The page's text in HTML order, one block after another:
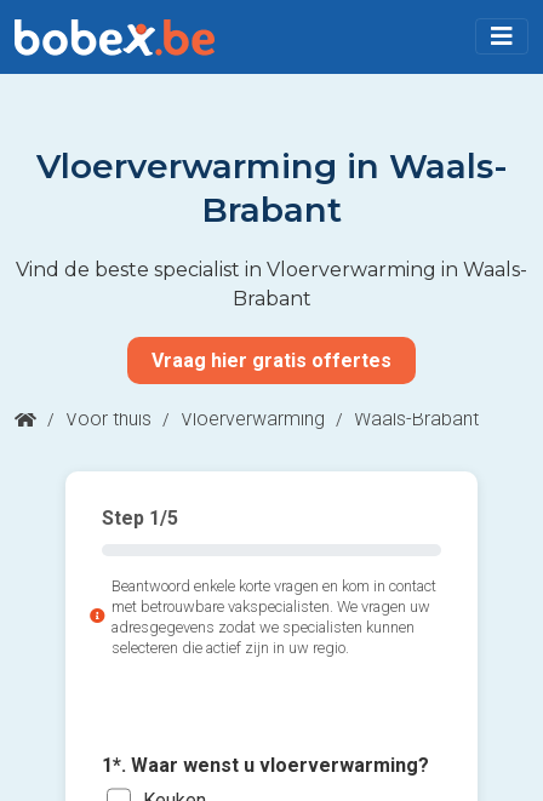
Vloerverwarming in Waals-
Brabant
Vind de beste specialist in Vloerverwarming in Waals-
Brabant
Vraag hier gratis offertes
/ Voor thuis / Vloerverwarming / Waals-Brabant
Step 1/5
Beantwoord enkele korte vragen en kom in contact
met betrouwbare vakspecialisten. We vragen uw
adresgegevens zodat we specialisten kunnen
selecteren die actief zijn in uw regio.
1*. Waar wenst u vloerverwarming?